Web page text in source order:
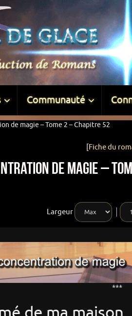
Communauté
de magie – Tome 2 – Chapitre 52
[Fiche du
de magie –
Largeur
***